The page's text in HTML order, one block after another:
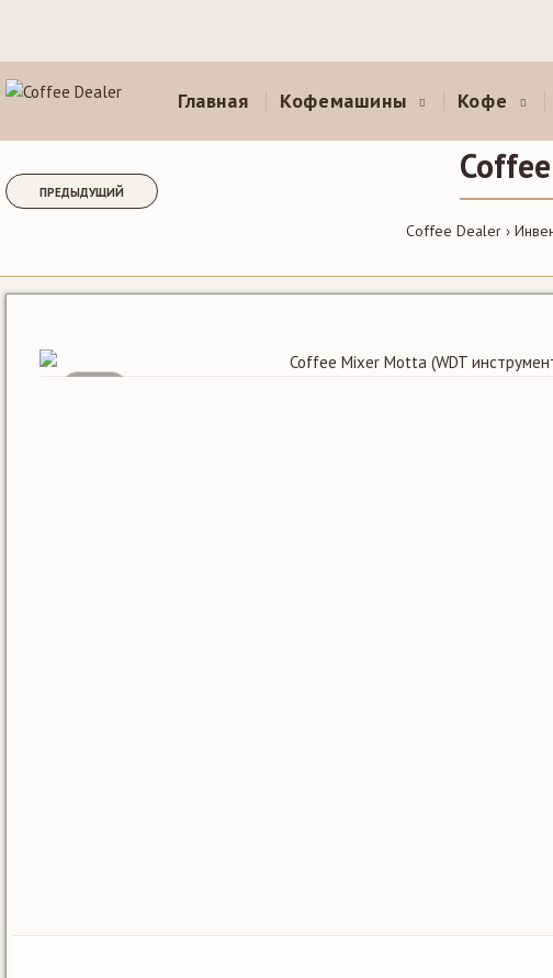
Главная Кофемашины Кофе
ПРЕДЫДУЩИЙ
Coffee Dealer